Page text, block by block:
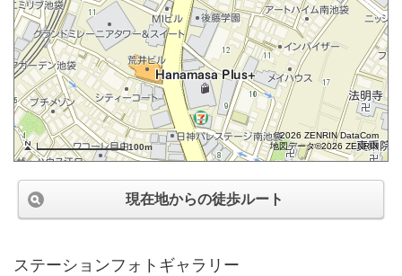
100m
©2026 ZENRIN DataCom
地図データ©2026 ZENRIN
現在地からの徒歩ルート
ステーションフォトギャラリー